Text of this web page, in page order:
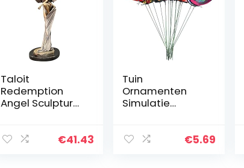
Taloit
Redemption
Angel Sculpture
Tuindecoratie
€41.43
Tuin
Ornamenten
Simulatie
Patio Vlinder€5.69